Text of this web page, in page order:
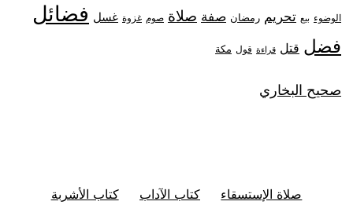
الوضوء بيع تحريم رمضان صفة صلاة صوم غزوة غسل فضائل
فضل قتل قراءة قول مكة
صحيح البخاري
صلاة الإستسقاء كتاب الآداب كتاب الأشربة